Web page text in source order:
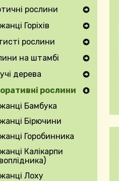
рослини
Navigation Menu
Горіхів
Navigation Menu
рослини
Navigation Menu
на штамбі
Navigation Menu
дерева
Navigation Menu
рослини
Бамбука
Бірючини
Горобинника
Калікарпи
Лоху